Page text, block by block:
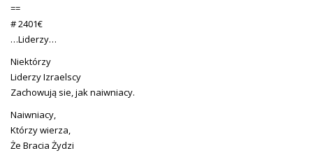
==
# 2401€
…Liderzy…
Niektórzy
Liderzy Izraelscy
Zachowują sie, jak naiwniacy.
Naiwniacy,
Którzy wierza,
Że Bracia Żydzi